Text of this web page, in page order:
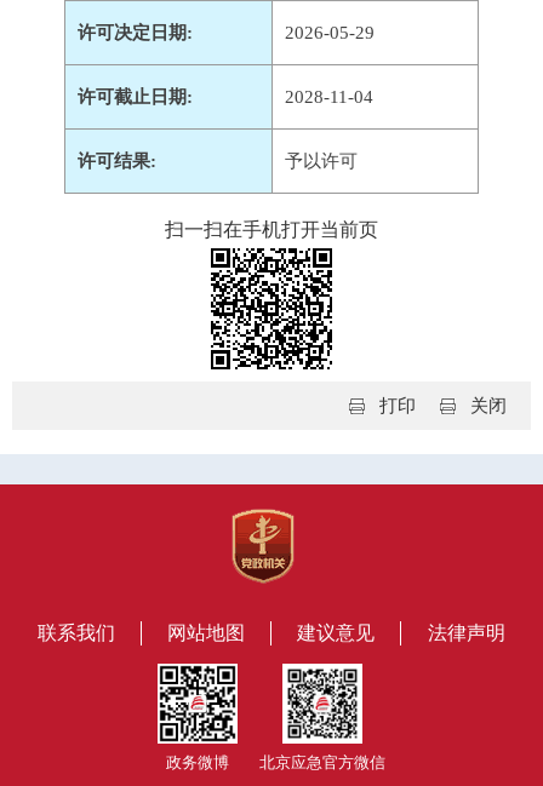
许可决定日期: 2026-05-29
许可截止日期: 2028-11-04
许可结果: 予以许可
扫一扫在手机打开当前页
关闭
打印
联系我们 网站地图 建议意见 法律声明
政务微博 北京应急官方微信